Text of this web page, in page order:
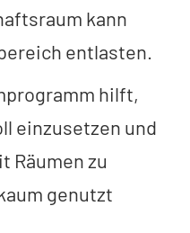
kann
entlasten.
hilft,
einzusetzen und
Räumen zu
genutzt